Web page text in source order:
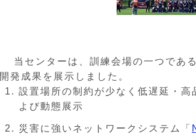
当センターは、訓練会場の一つであ
開発成果を展示しました。
設置場所の制約が少なく低遅延・高
よび動態展示
災害に強いネットワークシステム「